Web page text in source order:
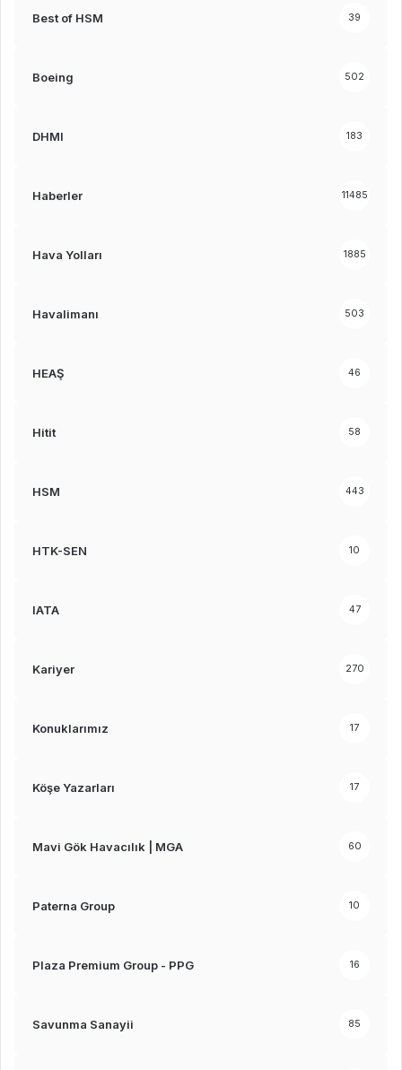
Best of HSM 39
Boeing 502
DHMI 183
Haberler 11485
Hava Yolları 1885
Havalimanı 503
HEAŞ 46
Hitit 58
HSM 443
HTK-SEN 10
IATA 47
Kariyer 270
Konuklarımız 17
Köşe Yazarları 17
Mavi Gök Havacılık | MGA 60
Paterna Group 10
Plaza Premium Group - PPG 16
Savunma Sanayii 85